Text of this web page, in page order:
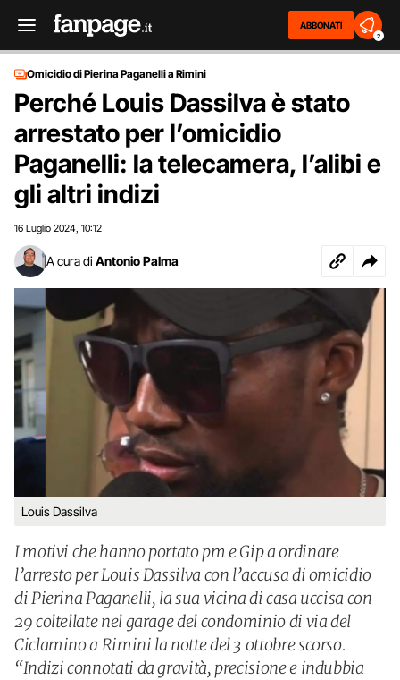
ABBONATI
2
Omicidio di Pierina Paganelli a Rimini
Perché Louis Dassilva è stato
arrestato per l’omicidio
Paganelli: la telecamera, l’alibi e
gli altri indizi
16 Luglio 2024 10:12
A cura di Antonio Palma
Louis Dassilva
I motivi che hanno portato pm e Gip a ordinare
l’arresto per Louis Dassilva con l’accusa di omicidio
di Pierina Paganelli, la sua vicina di casa uccisa con
29 coltellate nel garage del condominio di via del
Ciclamino a Rimini la notte del 3 ottobre scorso.
“Indizi connotati da gravità, precisione e indubbia